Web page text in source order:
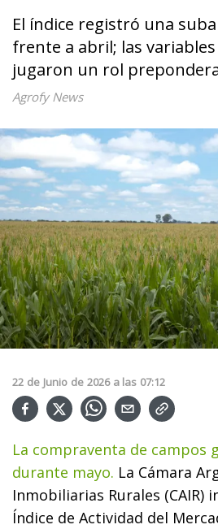
El índice registró una
frente a abril; las
jugaron un rol
Agrofy News
22 de Junio de 2026 a las 07:12
La compraventa de campos
durante mayo. La Cámara
Inmobiliarias Rurales (CAIR)
Índice de Actividad del